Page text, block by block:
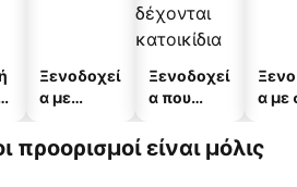
Ξενοδοχεί
α με
Ξενοδοχεί
α που
κατοικίδι
α
α με
προορισμοί είναι μόλις